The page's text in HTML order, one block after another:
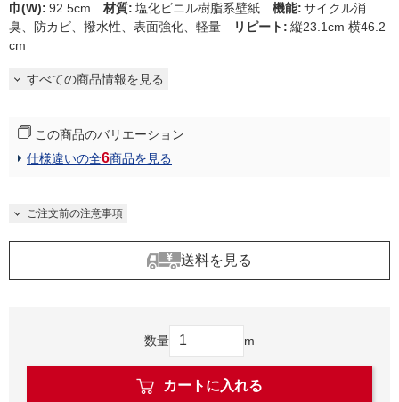
巾(W): 92.5cm 材質: 塩化ビニル樹脂系壁紙 機能: サイクル消
臭、防カビ、撥水性、表面強化、軽量
リピート: 縦23.1cm 横46.2
cm
すべての商品情報を見る
この商品のバリエーション
仕様違いの全6商品を見る
ご注文前の注意事項
送料を見る
数量 m
カートに入れる